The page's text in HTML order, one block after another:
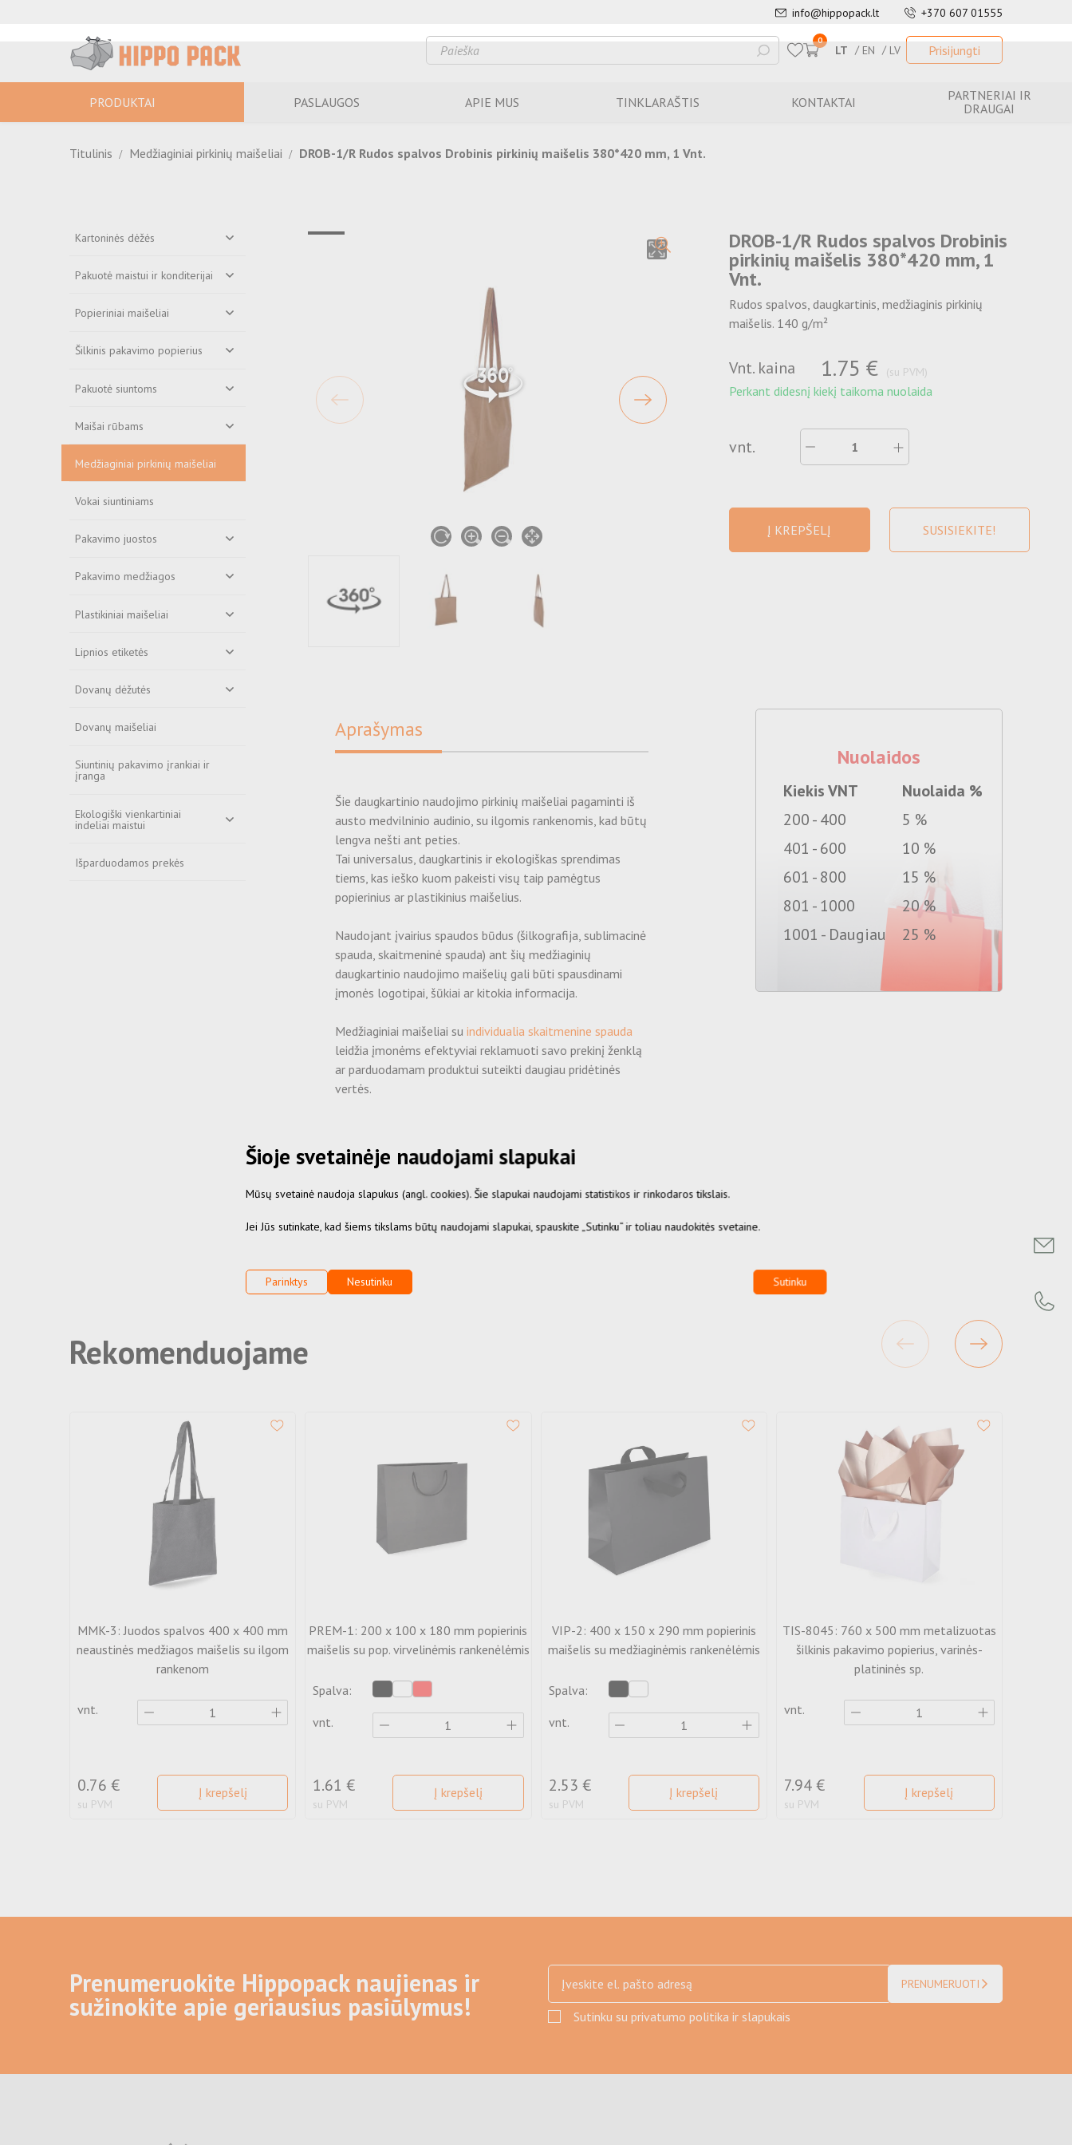
info@hippopack.lt +370 607 01555
0
LT EN LV Prisijungti
PRODUKTAI PASLAUGOS APIE MUS TINKLARAŠTIS KONTAKTAI
PARTNERIAI IR
DRAUGAI
Titulinis Medžiaginiai pirkinių maišeliai DROB-1/R Rudos spalvos Drobinis pirkinių maišelis 380*420 mm, 1 Vnt.
Kartoninės dėžės
Pakuotė maistui ir konditerijai
Popieriniai maišeliai
Šilkinis pakavimo popierius
Pakuotė siuntoms
Maišai rūbams
Medžiaginiai pirkinių maišeliai
Vokai siuntiniams
Pakavimo juostos
Pakavimo medžiagos
Plastikiniai maišeliai
Lipnios etiketės
Dovanų dėžutės
Dovanų maišeliai
Siuntinių pakavimo įrankiai ir
įranga
Ekologiški vienkartiniai
indeliai maistui
Išparduodamos prekės
DROB-1/R Rudos spalvos Drobinis
pirkinių maišelis 380*420 mm, 1
Vnt.
Rudos spalvos, daugkartinis, medžiaginis pirkinių
maišelis. 140 g/m²
Vnt. kaina 1.75 € (su PVM)
Perkant didesnį kiekį taikoma nuolaida
vnt.
Į KREPŠELĮ SUSISIEKITE!
Aprašymas
Šie daugkartinio naudojimo pirkinių maišeliai pagaminti iš
austo medvilninio audinio, su ilgomis rankenomis, kad būtų
lengva nešti ant peties.
Tai universalus, daugkartinis ir ekologiškas sprendimas
tiems, kas ieško kuom pakeisti visų taip pamėgtus
popierinius ar plastikinius maišelius.
Naudojant įvairius spaudos būdus (šilkografija, sublimacinė
spauda, skaitmeninė spauda) ant šių medžiaginių
daugkartinio naudojimo maišelių gali būti spausdinami
įmonės logotipai, šūkiai ar kitokia informacija.
Medžiaginiai maišeliai su individualia skaitmenine spauda
leidžia įmonėms efektyviai reklamuoti savo prekinį ženklą
ar parduodamam produktui suteikti daugiau pridėtinės
vertės.
su kitais rūbais, ant maišelio esantys logotipai gali
nusiplauti ar kitaip sugadinti skalbinius.
* Realaus gaminio išvaizda gali skirtis nuo
vaizduojamo nuotraukoje.
Nuolaidos
Kiekis VNT
Nuolaida %
200 - 400
5 %
401 - 600
10 %
601 - 800
15 %
801 - 1000
20 %
1001 - Daugiau
25 %
Rekomenduojame
MMK-3: Juodos spalvos 400 x 400 mm
neaustinės medžiagos maišelis su ilgom
rankenom
vnt.
0.76 €
su PVM
Į krepšelį
PREM-1: 200 x 100 x 180 mm popierinis
maišelis su pop. virvelinėmis rankenėlėmis
Spalva:
vnt.
1.61 €
su PVM
Į krepšelį
VIP-2: 400 x 150 x 290 mm popierinis
maišelis su medžiaginėmis rankenėlėmis
Spalva:
vnt.
2.53 €
su PVM
Į krepšelį
TIS-8045: 760 x 500 mm metalizuotas
šilkinis pakavimo popierius, varinės-
platininės sp.
vnt.
7.94 €
su PVM
Į krepšelį
Prenumeruokite Hippopack naujienas ir
sužinokite apie geriausius pasiūlymus!
PRENUMERUOTI
Sutinku su privatumo politika ir slapukais
Šioje svetainėje naudojami slapukai
Mūsų svetainė naudoja slapukus (angl. cookies). Šie slapukai naudojami statistikos ir rinkodaros tikslais.
Jei Jūs sutinkate, kad šiems tikslams būtų naudojami slapukai, spauskite „Sutinku“ ir toliau naudokitės svetaine.
Parinktys Nesutinku Sutinku